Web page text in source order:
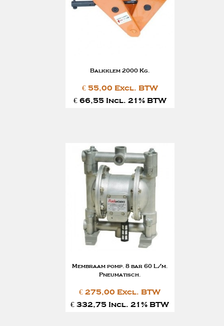
Balkklem 2000 Kg.
€ 55,00 Excl. BTW
€ 66,55 Incl. 21% BTW
Membraam pomp. 8 bar 60 L/m.
Pneumatisch.
€ 275,00 Excl. BTW
€ 332,75 Incl. 21% BTW